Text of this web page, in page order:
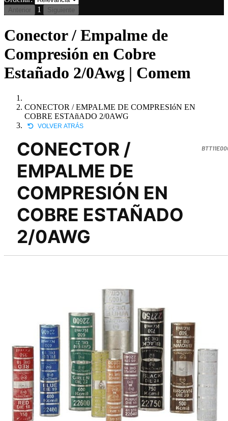
Anterior 1 Siguiente
Conector / Empalme de
Compresión en Cobre
Estañado 2/0Awg | Comem
CONECTOR / EMPALME DE COMPRESIóN EN
COBRE ESTAñADO 2/0AWG
VOLVER ATRÁS
CONECTOR /
EMPALME DE
COMPRESIÓN EN
COBRE ESTAÑADO
2/0AWG